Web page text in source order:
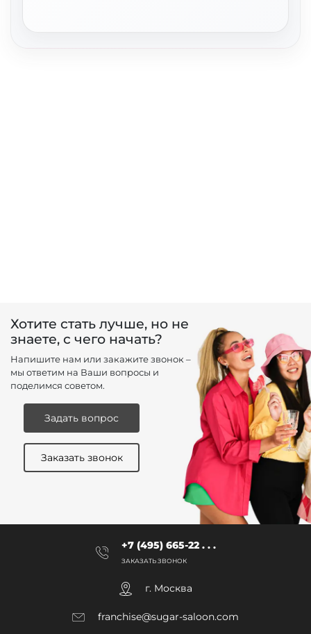
Хотите стать лучше, но не
знаете, с чего начать?
Напишите нам или закажите звонок –
мы ответим на Ваши вопросы и
поделимся советом.
Задать вопрос
Заказать звонок
+7 (495) 665-22 . . .
ЗАКАЗАТЬ ЗВОНОК
г. Москва
franchise@sugar-saloon.com